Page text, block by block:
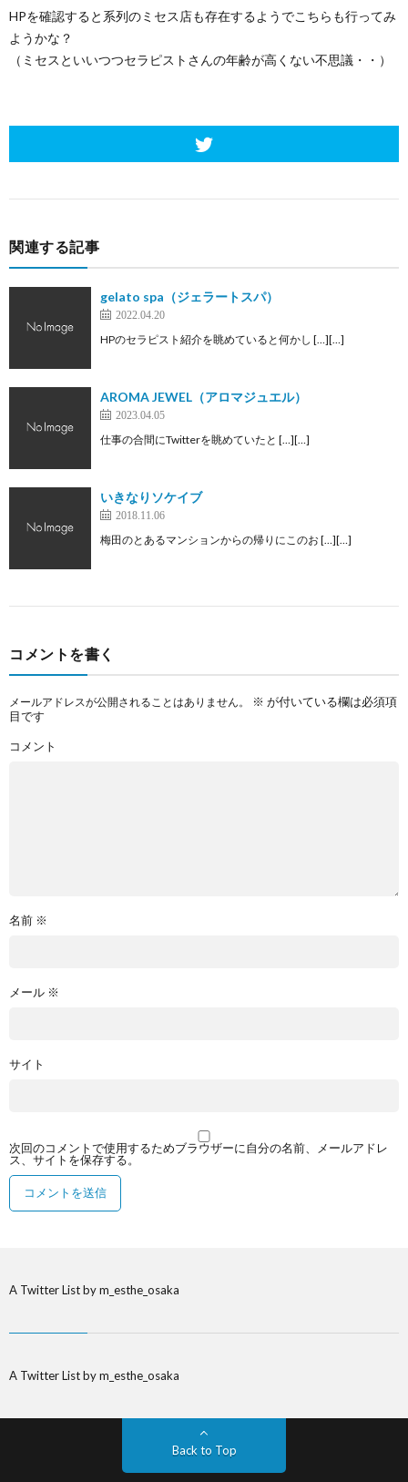
HPを確認すると系列のミセス店も存在するようでこちらも行ってみ
ようかな？
（ミセスといいつつセラピストさんの年齢が高くない不思議・・）
関連する記事
gelato spa（ジェラートスパ）
2022.04.20
HPのセラピスト紹介を眺めていると何かし […][…]
AROMA JEWEL（アロマジュエル）
2023.04.05
仕事の合間にTwitterを眺めていたと […][…]
いきなりソケイブ
2018.11.06
梅田のとあるマンションからの帰りにこのお […][…]
コメントを書く
メールアドレスが公開されることはありません。 ※ が付いている欄は必須項
目です
コメント
名前 ※
メール ※
サイト
次回のコメントで使用するためブラウザーに自分の名前、メールアドレ
ス、サイトを保存する。
A Twitter List by m_esthe_osaka
A Twitter List by m_esthe_osaka
Back to Top